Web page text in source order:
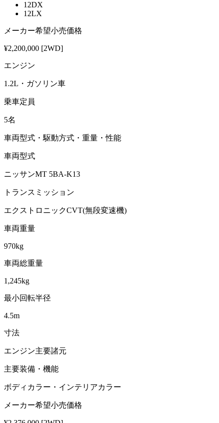
12DX
12LX
メーカー希望小売価格
¥2,200,000 [2WD]
エンジン
1.2L・ガソリン車
乗車定員
5名
車両型式・駆動方式・重量・性能
車両型式
ニッサンMT 5BA-K13
トランスミッション
エクストロニックCVT(無段変速機)
車両重量
970kg
車両総重量
1,245kg
最小回転半径
4.5m
寸法
エンジン主要諸元
主要装備・機能
ボディカラー・インテリアカラー
メーカー希望小売価格